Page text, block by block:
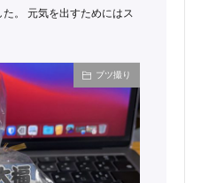
。 元気を出すためにはス
ブツ撮り